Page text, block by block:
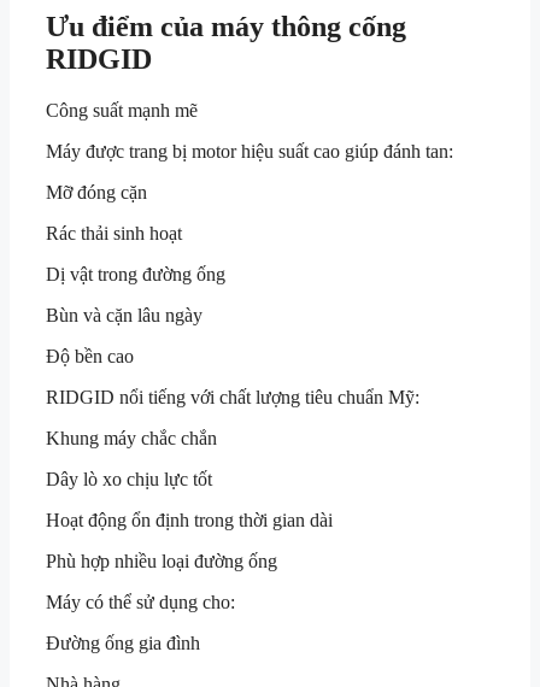
Ưu điểm của máy thông cống
RIDGID
Công suất mạnh mẽ
Máy được trang bị motor hiệu suất cao giúp đánh tan:
Mỡ đóng cặn
Rác thải sinh hoạt
Dị vật trong đường ống
Bùn và cặn lâu ngày
Độ bền cao
RIDGID nổi tiếng với chất lượng tiêu chuẩn Mỹ:
Khung máy chắc chắn
Dây lò xo chịu lực tốt
Hoạt động ổn định trong thời gian dài
Phù hợp nhiều loại đường ống
Máy có thể sử dụng cho:
Đường ống gia đình